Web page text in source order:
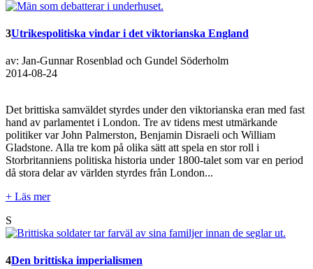
3Utrikespolitiska vindar i det viktorianska England
av: Jan-Gunnar Rosenblad och Gundel Söderholm
2014-08-24
Det brittiska samväldet styrdes under den viktorianska eran med fast
hand av parlamentet i London. Tre av tidens mest utmärkande
politiker var John Palmerston, Benjamin Disraeli och William
Gladstone. Alla tre kom på olika sätt att spela en stor roll i
Storbritanniens politiska historia under 1800-talet som var en period
då stora delar av världen styrdes från London...
+ Läs mer
S
4Den brittiska imperialismen